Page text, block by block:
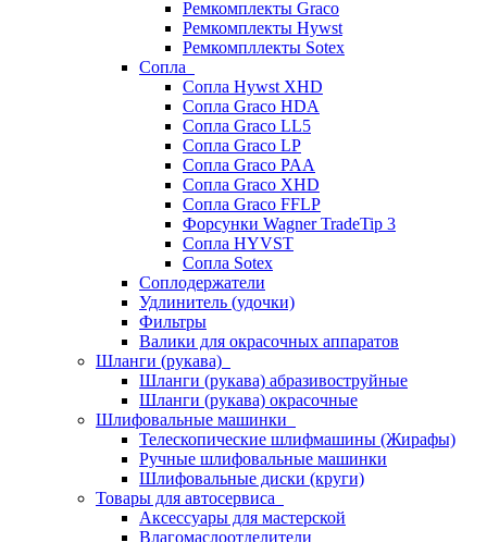
Ремкомплекты Graco
Ремкомплекты Hywst
Ремкомпллекты Sotex
Сопла
Сопла Hywst XHD
Сопла Graco HDA
Сопла Graco LL5
Сопла Graco LP
Сопла Graco PAA
Сопла Graco XHD
Сопла Graco FFLP
Форсунки Wagner TradeTip 3
Сопла HYVST
Сопла Sotex
Соплодержатели
Удлинитель (удочки)
Фильтры
Валики для окрасочных аппаратов
Шланги (рукава)
Шланги (рукава) абразивоструйные
Шланги (рукава) окрасочные
Шлифовальные машинки
Телескопические шлифмашины (Жирафы)
Ручные шлифовальные машинки
Шлифовальные диски (круги)
Товары для автосервиса
Аксессуары для мастерской
Влагомаслоотделители